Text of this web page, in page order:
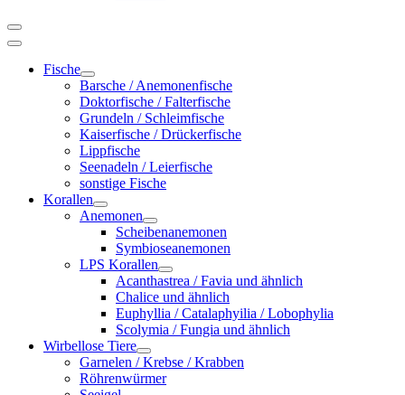
Fische
Barsche / Anemonenfische
Doktorfische / Falterfische
Grundeln / Schleimfische
Kaiserfische / Drückerfische
Lippfische
Seenadeln / Leierfische
sonstige Fische
Korallen
Anemonen
Scheibenanemonen
Symbioseanemonen
LPS Korallen
Acanthastrea / Favia und ähnlich
Chalice und ähnlich
Euphyllia / Catalaphyilia / Lobophylia
Scolymia / Fungia und ähnlich
Wirbellose Tiere
Garnelen / Krebse / Krabben
Röhrenwürmer